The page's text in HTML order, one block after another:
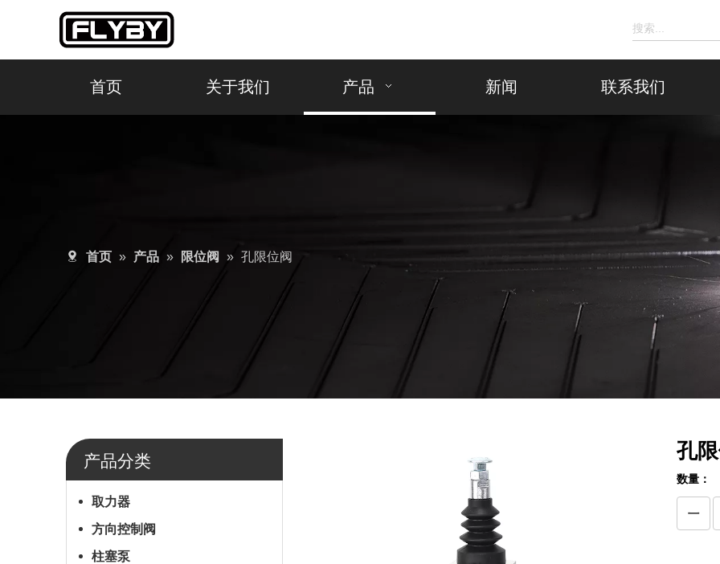
首页 关于我们 产品 新闻 联系我们
首页 » 产品 » 限位阀 » 孔限位阀
产品分类
取力器
方向控制阀
柱塞泵
孔
数量：